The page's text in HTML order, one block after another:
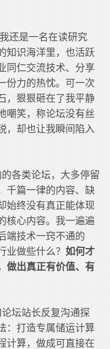
还是一名在读研究
知识海洋里，也活跃
同仁交流技术、分享
份力的热忱。可一次
，狠狠砸在了我平静
嘲笑，称论坛没有丝
，却也让我瞬间陷入
各类论坛，大多停留
千篇一律的内容、缺
始终没有真正能体现
核心内容。我一遍遍
端技术一窍不通的
业做些什么？ 如何才
做出真正有价值、有
坛站长反复沟通探
：打造专属储运计算
计算，做成可直接在